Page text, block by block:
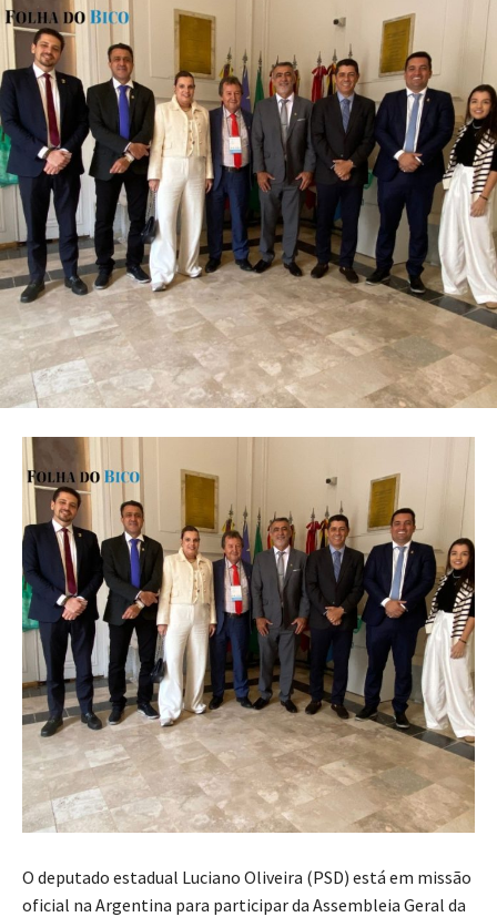
O deputado estadual Luciano Oliveira (PSD) está em missão
oficial na Argentina para participar da Assembleia Geral da